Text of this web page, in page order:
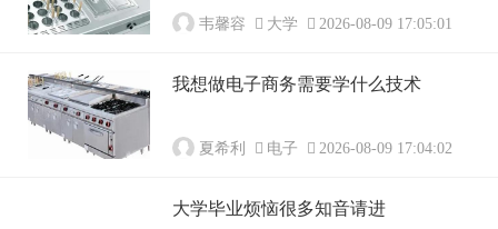
韦馨容 大学 2026-08-09 17:05:01
我想做电子商务需要学什么技术
夏希利 电子 2026-08-09 17:04:02
大学毕业烦恼很多知音请进